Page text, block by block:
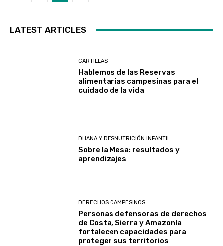
LATEST ARTICLES
CARTILLAS
Hablemos de las Reservas
alimentarias campesinas para el
cuidado de la vida
DHANA Y DESNUTRICIÓN INFANTIL
Sobre la Mesa: resultados y
aprendizajes
DERECHOS CAMPESINOS
Personas defensoras de derechos
de Costa, Sierra y Amazonía
fortalecen capacidades para
proteger sus territorios